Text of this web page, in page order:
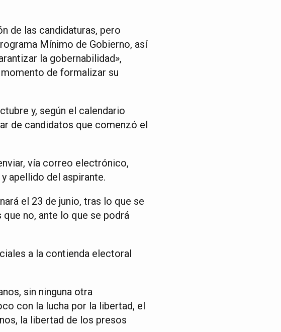
de las candidaturas, pero
Mínimo de Gobierno, así
la gobernabilidad»,
de formalizar su
y, según el calendario
de candidatos que comenzó el
vía correo electrónico,
apellido del aspirante.
el 23 de junio, tras lo que se
no, ante lo que se podrá
a la contienda electoral
sin ninguna otra
con la lucha por la libertad, el
la libertad de los presos